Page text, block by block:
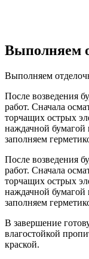
Выполняем
Выполняем
После возведения
работ. Сначала
торчащих острых
наждачной
заполняем
После возведения
работ. Сначала
торчащих острых
наждачной
заполняем
В завершение
влагостойкой
краской.